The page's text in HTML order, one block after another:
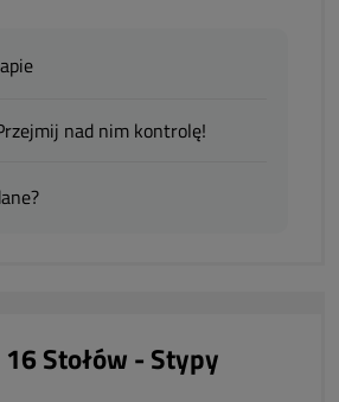
nad nim kontrolę!
Stołów - Stypy